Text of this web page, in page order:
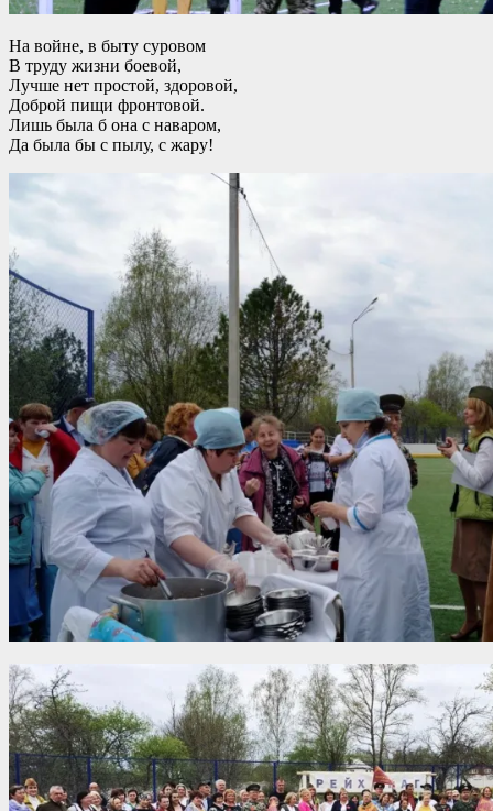
На войне, в быту суровом
В труду жизни боевой,
Лучше нет простой, здоровой,
Доброй пищи фронтовой.
Лишь была б она с наваром,
Да была бы с пылу, с жару!